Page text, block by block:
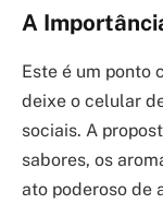
A
Este é um ponto
deixe o celular
sociais. A
sabores, os
ato poderoso de